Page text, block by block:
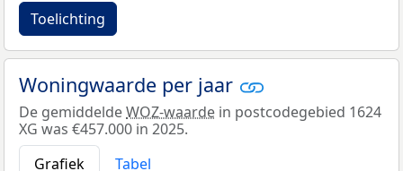
Toelichting
Woningwaarde per jaar
De gemiddeldeWOZ-waarde in postcodegebied 1624
XG was €457.000 in 2025.
Grafiek
Tabel